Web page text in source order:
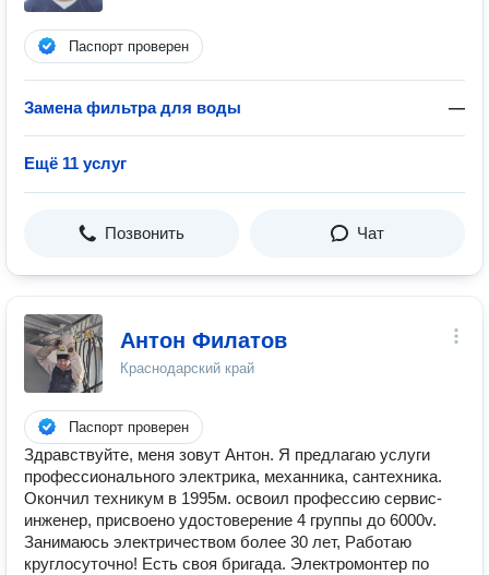
Паспорт проверен
Замена фильтра для воды —
Ещё 11 услуг
Позвонить Чат
Антон Филатов
Краснодарский край
Паспорт проверен
Здравствуйте, мeня зовут Антон. Я предлагаю услуги
профессионального электрика, механника, сантехника.
Окончил техникум в 1995м. освоил профессию сервис-
инженер, присвоено удостоверение 4 группы до 6000v.
Зaнимаюсь электричeствoм более 30 лет, Pаботаю
круглocутoчнo! Есть своя бригада. Элeктромонтep пo